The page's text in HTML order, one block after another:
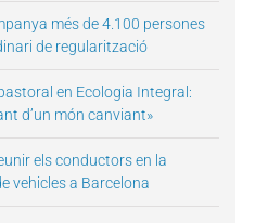
més de 4.100 persones
de regularització
en Ecologia Integral:
d’un món canviant»
els conductors en la
vehicles a Barcelona